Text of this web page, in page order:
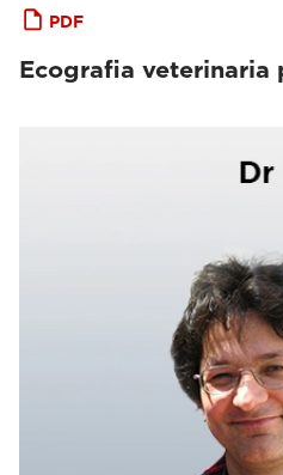
PDF
Ecografia veterinaria